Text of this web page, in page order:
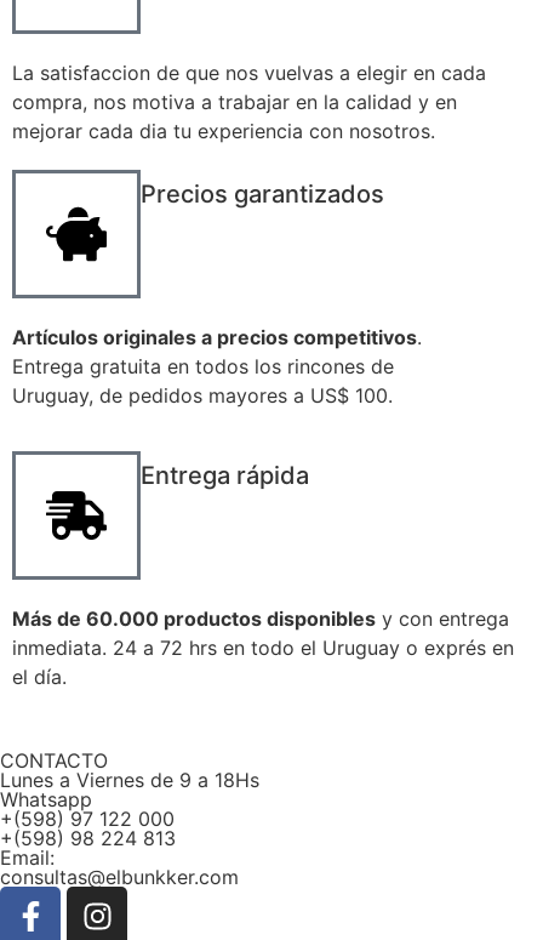
La satisfaccion de que nos vuelvas a elegir en cada
compra, nos motiva a trabajar en la calidad y en
mejorar cada dia tu experiencia con nosotros.
Precios garantizados
Artículos originales a precios competitivos.
Entrega gratuita en todos los rincones de
Uruguay, de pedidos mayores a US$ 100.
Entrega rápida
Más de 60.000 productos disponibles y con entrega
inmediata. 24 a 72 hrs en todo el Uruguay o exprés en
el día.
CONTACTO
Lunes a Viernes de 9 a 18Hs
Whatsapp
+(598) 97 122 000
+(598) 98 224 813
Email:
consultas@elbunkker.com